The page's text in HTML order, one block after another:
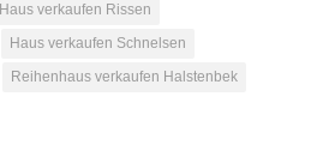
Haus verkaufen Rissen
Haus verkaufen Schnelsen
Reihenhaus verkaufen Halstenbek